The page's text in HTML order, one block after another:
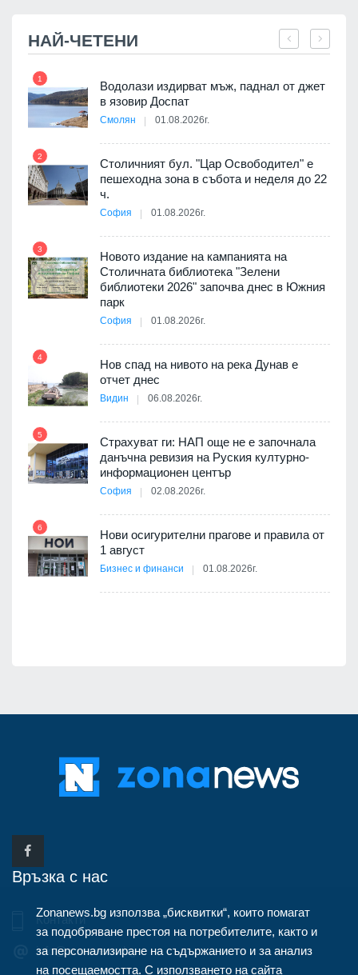
НАЙ-ЧЕТЕНИ
1
Водолази издирват мъж, паднал от джет
в язовир Доспат
Смолян 01.08.2026г.
2
Столичният бул. "Цар Освободител" е
пешеходна зона в събота и неделя до 22
ч.
София 01.08.2026г.
3
Новото издание на кампанията на
Столичната библиотека "Зелени
библиотеки 2026" започва днес в Южния
парк
София 01.08.2026г.
4
Нов спад на нивото на река Дунав е
отчет днес
Видин 06.08.2026г.
5
Страхуват ги: НАП още не е започнала
данъчна ревизия на Руския културно-
информационен център
София 02.08.2026г.
6
Нови осигурителни прагове и правила от
1 август
Бизнес и финанси 01.08.2026г.
Връзка с нас
Контакти
info@zonanews.bg
Zonanews.bg използва „бисквитки“, които помагат
за подобряване престоя на потребителите, както и
за персонализиране на съдържанието и за анализ
на посещаемостта. С използването на сайта